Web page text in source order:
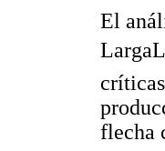
El
flecha